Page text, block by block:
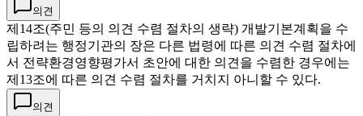
의견
제14조(주민 등의 의견 수렴 절차의 생략) 개발기본계획을 수
립하려는 행정기관의 장은 다른 법령에 따른 의견 수렴 절차에
서 전략환경영향평가서 초안에 대한 의견을 수렴한 경우에는
제13조에 따른 의견 수렴 절차를 거치지 아니할 수 있다.
의견